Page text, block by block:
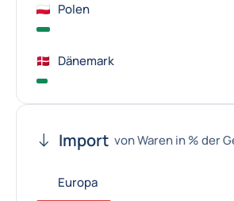
Polen
Dänemark
Import von Waren in % der
Europa